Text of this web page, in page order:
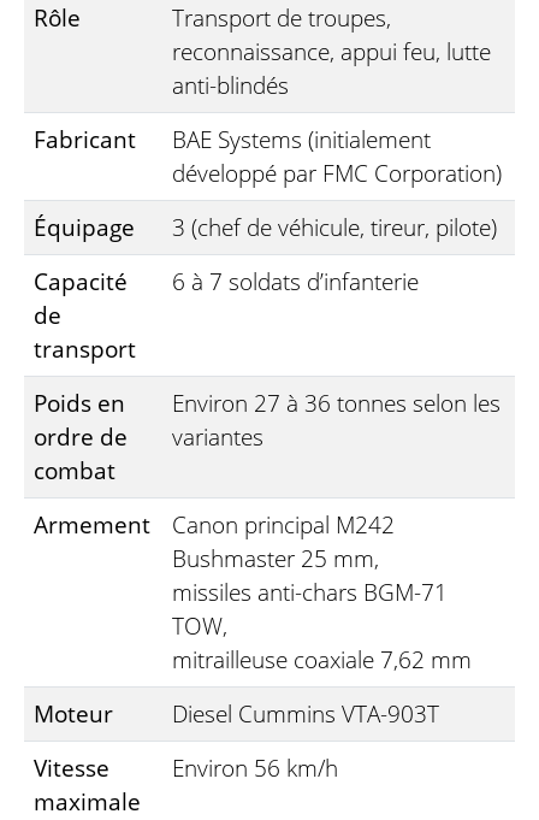
Rôle
Transport de troupes,
reconnaissance, appui feu, lutte
anti-blindés
Fabricant
BAE Systems (initialement
développé par FMC Corporation)
Équipage
3 (chef de véhicule, tireur, pilote)
Capacité
de
transport
6 à 7 soldats d’infanterie
Poids en
ordre de
combat
Environ 27 à 36 tonnes selon les
variantes
Armement
Canon principal M242
Bushmaster 25 mm,
missiles anti-chars BGM-71
TOW,
mitrailleuse coaxiale 7,62 mm
Moteur
Diesel Cummins VTA-903T
Vitesse
maximale
Environ 56 km/h